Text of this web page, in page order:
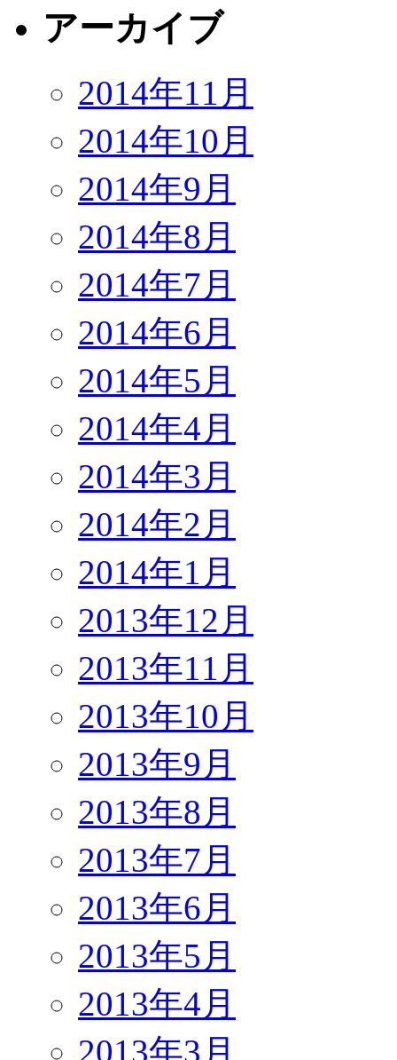
アーカイブ
2014年11月
2014年10月
2014年9月
2014年8月
2014年7月
2014年6月
2014年5月
2014年4月
2014年3月
2014年2月
2014年1月
2013年12月
2013年11月
2013年10月
2013年9月
2013年8月
2013年7月
2013年6月
2013年5月
2013年4月
2013年3月